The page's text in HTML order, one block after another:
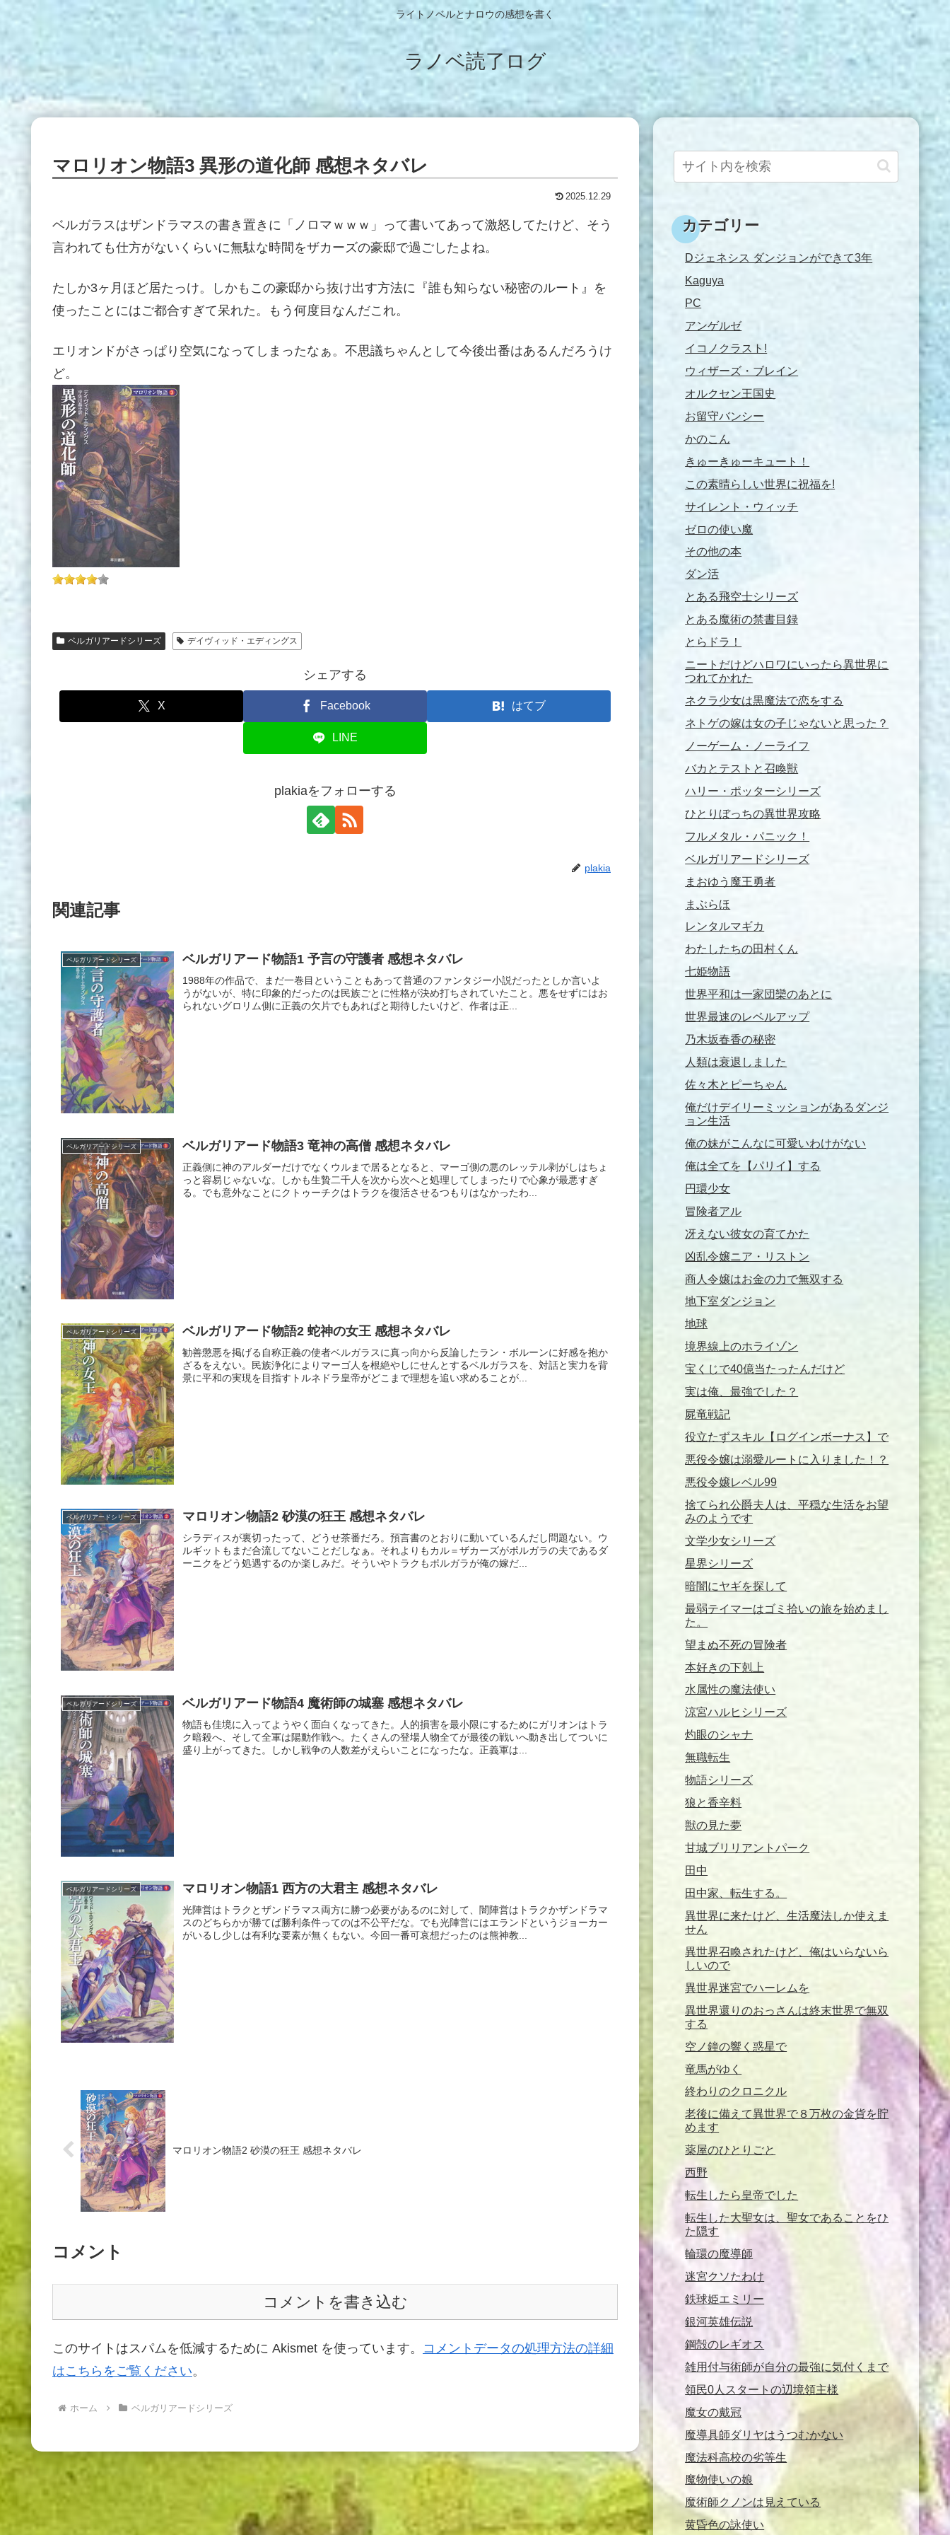
ライトノベルとナロウの感想を書く
ラノベ読了ログ
マロリオン物語3 異形の道化師 感想ネタバレ
2025.12.29
ベルガラスはザンドラマスの書き置きに「ノロマｗｗｗ」って書いてあって激怒してたけど、そう
言われても仕方がないくらいに無駄な時間をザカーズの豪邸で過ごしたよね。
たしか3ヶ月ほど居たっけ。しかもこの豪邸から抜け出す方法に『誰も知らない秘密のルート』を
使ったことにはご都合すぎて呆れた。もう何度目なんだこれ。
エリオンドがさっぱり空気になってしまったなぁ。不思議ちゃんとして今後出番はあるんだろうけ
ど。
ベルガリアードシリーズ デイヴィッド・エディングス
シェアする
X Facebook はてブ
LINE
plakiaをフォローする
plakia
関連記事
ベルガリアードシリーズ ベルガリアード物語1 予言の守護者 感想ネタバレ
1988年の作品で、まだ一巻目ということもあって普通のファンタジー小説だったとしか言いよ
うがないが、特に印象的だったのは民族ごとに性格が決め打ちされていたこと。悪をせずにはお
られないグロリム側に正義の欠片でもあればと期待したいけど、作者は正...
ベルガリアードシリーズ ベルガリアード物語3 竜神の高僧 感想ネタバレ
正義側に神のアルダーだけでなくウルまで居るとなると、マーゴ側の悪のレッテル剥がしはちょ
っと容易じゃないな。しかも生贄二千人を次から次へと処理してしまったりで心象が最悪すぎ
る。でも意外なことにクトゥーチクはトラクを復活させるつもりはなかったわ...
ベルガリアードシリーズ ベルガリアード物語2 蛇神の女王 感想ネタバレ
勧善懲悪を掲げる自称正義の使者ベルガラスに真っ向から反論したラン・ボルーンに好感を抱か
ざるをえない。民族浄化によりマーゴ人を根絶やしにせんとするベルガラスを、対話と実力を背
景に平和の実現を目指すトルネドラ皇帝がどこまで理想を追い求めることが...
ベルガリアードシリーズ マロリオン物語2 砂漠の狂王 感想ネタバレ
シラディスが裏切ったって、どうせ茶番だろ。預言書のとおりに動いているんだし問題ない。ウ
ルギットもまだ合流してないことだしなぁ。それよりもカル＝ザカーズがポルガラの夫であるダ
ーニクをどう処遇するのか楽しみだ。そういやトラクもポルガラが俺の嫁だ...
ベルガリアードシリーズ ベルガリアード物語4 魔術師の城塞 感想ネタバレ
物語も佳境に入ってようやく面白くなってきた。人的損害を最小限にするためにガリオンはトラ
ク暗殺へ、そして全軍は陽動作戦へ。たくさんの登場人物全てが最後の戦いへ動き出してついに
盛り上がってきた。しかし戦争の人数差がえらいことになったな。正義軍は...
ベルガリアードシリーズ マロリオン物語1 西方の大君主 感想ネタバレ
光陣営はトラクとザンドラマス両方に勝つ必要があるのに対して、闇陣営はトラクかザンドラマ
スのどちらかが勝てば勝利条件ってのは不公平だな。でも光陣営にはエランドというジョーカー
がいるし少しは有利な要素が無くもない。今回一番可哀想だったのは熊神教...
マロリオン物語2 砂漠の狂王 感想ネタバレ
コメント
コメントを書き込む
このサイトはスパムを低減するために Akismet を使っています。 コメントデータの処理方法の詳細
はこちらをご覧ください。
ホーム ベルガリアードシリーズ
カテゴリー
Dジェネシス ダンジョンができて3年
Kaguya
PC
アンゲルゼ
イコノクラスト!
ウィザーズ・ブレイン
オルクセン王国史
お留守バンシー
かのこん
きゅーきゅーキュート！
この素晴らしい世界に祝福を!
サイレント・ウィッチ
ゼロの使い魔
その他の本
ダン活
とある飛空士シリーズ
とある魔術の禁書目録
とらドラ！
ニートだけどハロワにいったら異世界に
つれてかれた
ネクラ少女は黒魔法で恋をする
ネトゲの嫁は女の子じゃないと思った？
ノーゲーム・ノーライフ
バカとテストと召喚獣
ハリー・ポッターシリーズ
ひとりぼっちの異世界攻略
フルメタル・パニック！
ベルガリアードシリーズ
まおゆう魔王勇者
まぶらほ
レンタルマギカ
わたしたちの田村くん
七姫物語
世界平和は一家団欒のあとに
世界最速のレベルアップ
乃木坂春香の秘密
人類は衰退しました
佐々木とピーちゃん
俺だけデイリーミッションがあるダンジ
ョン生活
俺の妹がこんなに可愛いわけがない
俺は全てを【パリイ】する
円環少女
冒険者アル
冴えない彼女の育てかた
凶乱令嬢ニア・リストン
商人令嬢はお金の力で無双する
地下室ダンジョン
地球
境界線上のホライゾン
宝くじで40億当たったんだけど
実は俺、最強でした？
屍竜戦記
役立たずスキル【ログインボーナス】で
悪役令嬢は溺愛ルートに入りました！？
悪役令嬢レベル99
捨てられ公爵夫人は、平穏な生活をお望
みのようです
文学少女シリーズ
星界シリーズ
暗闇にヤギを探して
最弱テイマーはゴミ拾いの旅を始めまし
た。
望まぬ不死の冒険者
本好きの下剋上
水属性の魔法使い
涼宮ハルヒシリーズ
灼眼のシャナ
無職転生
物語シリーズ
狼と香辛料
獣の見た夢
甘城ブリリアントパーク
田中
田中家、転生する。
異世界に来たけど、生活魔法しか使えま
せん
異世界召喚されたけど、俺はいらないら
しいので
異世界迷宮でハーレムを
異世界還りのおっさんは終末世界で無双
する
空ノ鐘の響く惑星で
竜馬がゆく
終わりのクロニクル
老後に備えて異世界で８万枚の金貨を貯
めます
薬屋のひとりごと
西野
転生したら皇帝でした
転生した大聖女は、聖女であることをひ
た隠す
輪環の魔導師
迷宮クソたわけ
鉄球姫エミリー
銀河英雄伝説
鋼殻のレギオス
雑用付与術師が自分の最強に気付くまで
領民0人スタートの辺境領主様
魔女の戴冠
魔導具師ダリヤはうつむかない
魔法科高校の劣等生
魔物使いの娘
魔術師クノンは見えている
黄昏色の詠使い